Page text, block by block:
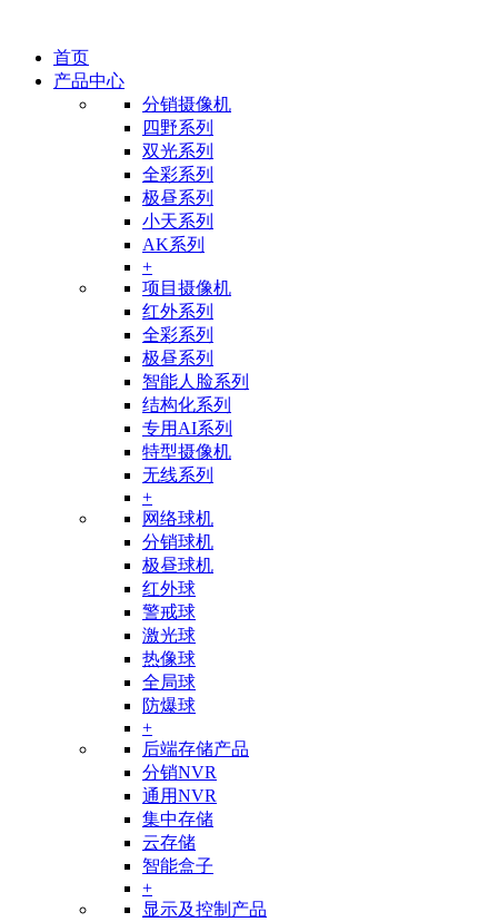
首页
产品中心
分销摄像机
四野系列
双光系列
全彩系列
极昼系列
小天系列
AK系列
+
项目摄像机
红外系列
全彩系列
极昼系列
智能人脸系列
结构化系列
专用AI系列
特型摄像机
无线系列
+
网络球机
分销球机
极昼球机
红外球
警戒球
激光球
热像球
全局球
防爆球
+
后端存储产品
分销NVR
通用NVR
集中存储
云存储
智能盒子
+
显示及控制产品